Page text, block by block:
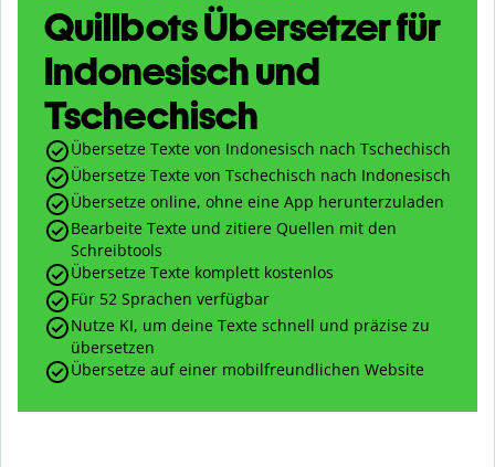
Quillbots Übersetzer für
Indonesisch und
Tschechisch
Übersetze Texte von Indonesisch nach Tschechisch
Übersetze Texte von Tschechisch nach Indonesisch
Übersetze online, ohne eine App herunterzuladen
Bearbeite Texte und zitiere Quellen mit den
Schreibtools
Übersetze Texte komplett kostenlos
Für 52 Sprachen verfügbar
Nutze KI, um deine Texte schnell und präzise zu
übersetzen
Übersetze auf einer mobilfreundlichen Website